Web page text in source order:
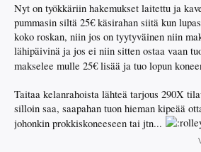
Nyt on työkkäriin hakemukset laitettu ja
pummasin siltä 25€ käsirahan siitä kun
koko roskan, niin jos on tyytyväinen niin
lähipäivinä ja jos ei niin sitten ostaa vaan
makselee mulle 25€ lisää ja tuo lopun
Taitaa kelanrahoista lähteä tarjous 290X
silloin saa, saapahan tuon hieman kipeää
johonkin prokkiskoneeseen tai jtn...